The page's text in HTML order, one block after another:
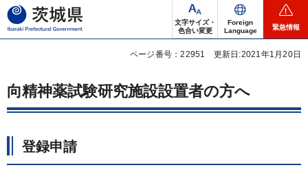
茨城県
文字サイズ・
色合い変更
Foreign
Language
緊急情報
ページ番号：22951 更新日:2021年1月20日
向精神薬試験研究施設設置者の方へ
登録申請